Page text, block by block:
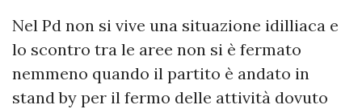
Nel Pd non si vive una situazione idilliaca e
lo scontro tra le aree non si è fermato
nemmeno quando il partito è andato in
stand by per il fermo delle attività dovuto